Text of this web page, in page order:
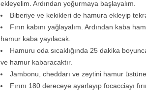
ekleyelim. Ardından yoğurmaya başlayalım.
Biberiye ve kekikleri de hamura ekleyip
Fırın kabını yağlayalım. Ardından kaba
hamur kaba yayılacak.
Hamuru oda sıcaklığında 25 dakika
ve hamur kabaracaktır.
Jambonu, cheddarı ve zeytini hamur
Fırını 180 dereceye ayarlayıp focacciayı